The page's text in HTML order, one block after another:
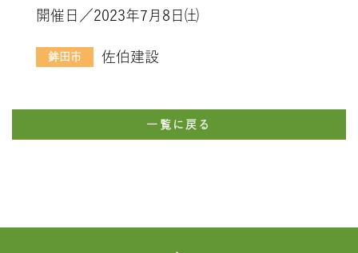
開催日／2023年7月8日㈯
鉾田市 佐伯建設
一覧に戻る